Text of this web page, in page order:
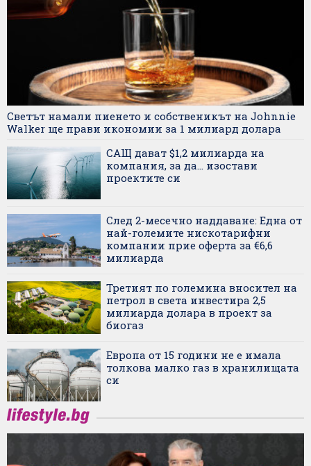
Светът намали пиенето и собственикът на Johnnie
Walker ще прави икономии за 1 милиард долара
САЩ дават $1,2 милиарда на
компания, за да... изостави
проектите си
След 2-месечно наддаване: Една от
най-големите нискотарифни
компании прие оферта за €6,6
милиарда
Третият по големина вносител на
петрол в света инвестира 2,5
милиарда долара в проект за
биогаз
Европа от 15 години не е имала
толкова малко газ в хранилищата
си